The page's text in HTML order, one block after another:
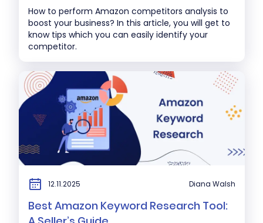
How to perform Amazon competitors analysis to
boost your business? In this article, you will get to
know tips which you can easily identify your
competitor.
12.11.2025 Diana Walsh
Best Amazon Keyword Research Tool: